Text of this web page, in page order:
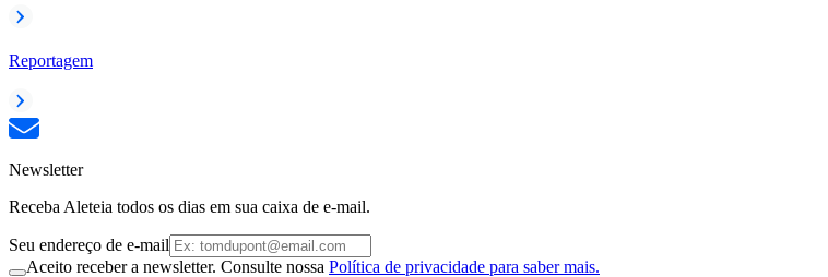
Reportagem
Newsletter
Receba Aleteia todos os dias em sua caixa de e-mail.
Seu endereço de e-mail
Aceito receber a newsletter. Consulte nossa Política de privacidade para saber mais.